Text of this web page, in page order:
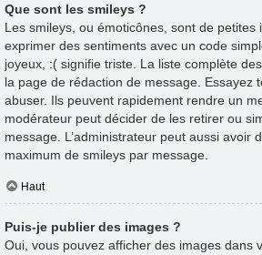
Que sont les smileys ?
Les smileys, ou émoticônes, sont de petites
exprimer des sentiments avec un code
joyeux, :( signifie triste. La liste complète
la page de rédaction de message. Essayez
abuser. Ils peuvent rapidement rendre un
modérateur peut décider de les retirer ou
message. L’administrateur peut aussi avoir
maximum de smileys par message.
Haut
Puis-je publier des images ?
Oui, vous pouvez afficher des images dans